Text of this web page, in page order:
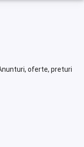
oferte, preturi